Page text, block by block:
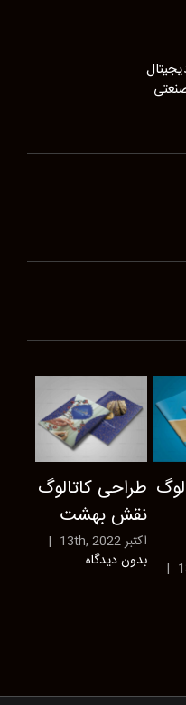
طراحی کاتالوگ
نقش بهشت
اکتبر 13th, 2022
|
بدون ديدگاه
|